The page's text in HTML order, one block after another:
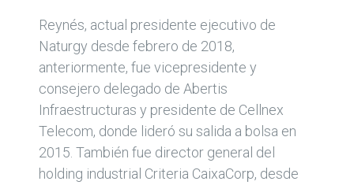
Reynés, actual presidente ejecutivo de
Naturgy desde febrero de 2018,
anteriormente, fue vicepresidente y
consejero delegado de Abertis
Infraestructuras y presidente de Cellnex
Telecom, donde lideró su salida a bolsa en
2015. También fue director general del
holding industrial Criteria CaixaCorp, desde